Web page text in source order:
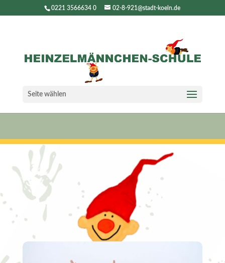
0221 3566634 0 02-8-921@stadt-koeln.de
Seite wählen